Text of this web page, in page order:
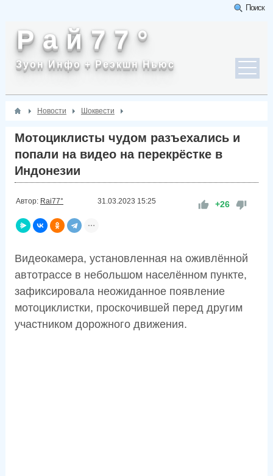
Поиск
Р а й 7 7 °
Зуон Инфо + Реэкшн Ньюс
Новости Шоквести
Мотоциклисты чудом разъехались и
попали на видео на перекрёстке в
Индонезии
Автор: Rai77° 31.03.2023 15:25 +26
Видеокамера, установленная на оживлённой
автотрассе в небольшом населённом пункте,
зафиксировала неожиданное появление
мотоциклистки, проскочившей перед другим
участником дорожного движения.